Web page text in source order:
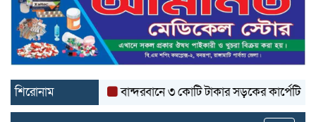
শিরোনাম বান্দরবানে ৩ কোটি টাকার সড়কের কার্পেটিং উঠে